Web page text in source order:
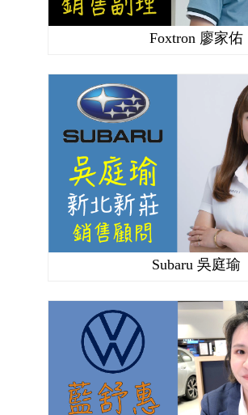
Foxtron 廖家佑
Subaru 吳庭瑜